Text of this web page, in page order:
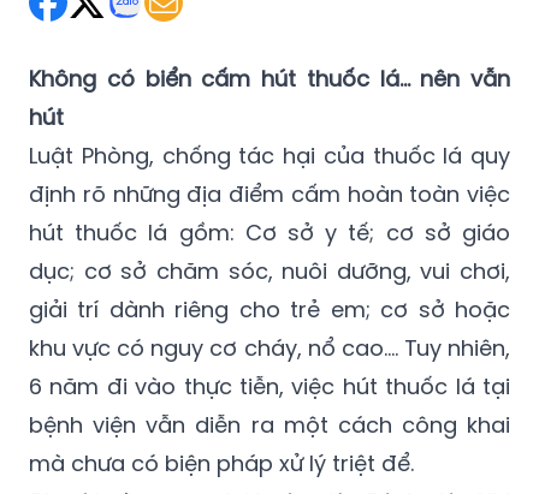
Không có biển cấm hút thuốc lá… nên vẫn
Luật Phòng, chống tác hại của thuốc lá quy
định rõ những địa điểm cấm hoàn toàn việc
hút thuốc lá gồm: Cơ sở y tế; cơ sở giáo
dục; cơ sở chăm sóc, nuôi dưỡng, vui chơi,
giải trí dành riêng cho trẻ em; cơ sở hoặc
khu vực có nguy cơ cháy, nổ cao…. Tuy nhiên,
6 năm đi vào thực tiễn, việc hút thuốc lá tại
bệnh viện vẫn diễn ra một cách công khai
mà chưa có biện pháp xử lý triệt để.
Đi một vòng quanh khuôn viên Bệnh viện Nhi
Trung ương, phóng viên bắt gặp rất nhiều